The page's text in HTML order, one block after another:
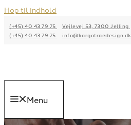
Hop til indhold
(+45) 40 43 79 75 Vejlevej 53, 7300 Jelling
(+45) 40 43 79 75
info@kargotraedesign.dk
Menu